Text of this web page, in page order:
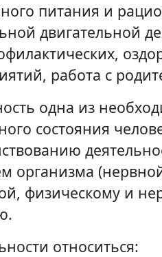
питания и
двигательной
работа с
одна из
состояния
организма
физическому и
относиться: